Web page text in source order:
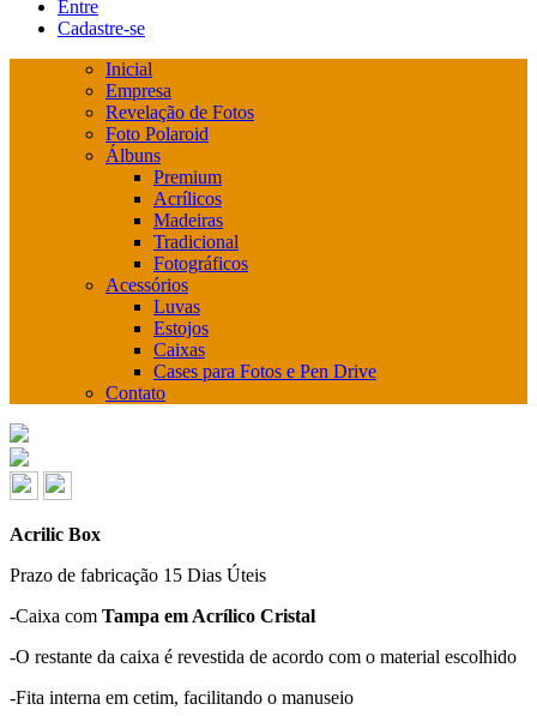
Entre
Cadastre-se
Inicial
Empresa
Revelação de Fotos
Foto Polaroid
Álbuns
Premium
Acrílicos
Madeiras
Tradicional
Fotográficos
Acessórios
Luvas
Estojos
Caixas
Cases para Fotos e Pen Drive
Contato
Acrilic Box
Prazo de fabricação 15 Dias Úteis
-Caixa com Tampa em Acrílico Cristal
-O restante da caixa é revestida de acordo com o material escolhido
-Fita interna em cetim, facilitando o manuseio